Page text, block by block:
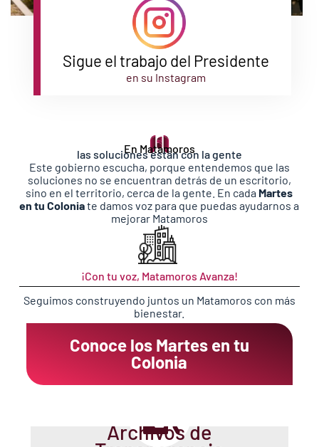
Sigue el trabajo del Presidente
en su Instagram
En Matamoros
las soluciones están con la gente
Este gobierno escucha, porque entendemos que las
soluciones no se encuentran detrás de un escritorio,
sino en el territorio, cerca de la gente. En cada Martes
en tu Coloniate damos voz para que puedas ayudarnos a
mejorar Matamoros
¡Con tu voz, Matamoros Avanza!
Seguimos construyendo juntos un Matamoros con más
bienestar.
Conoce los Martes en tu
Colonia
Archivos de